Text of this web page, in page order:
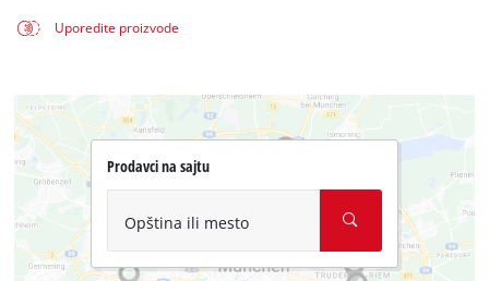
Uporedite proizvode
Prodavci na sajtu
Opština ili mesto